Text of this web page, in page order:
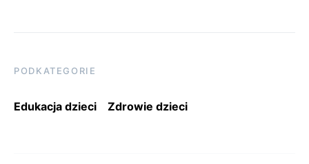
PODKATEGORIE
Edukacja dzieci Zdrowie dzieci